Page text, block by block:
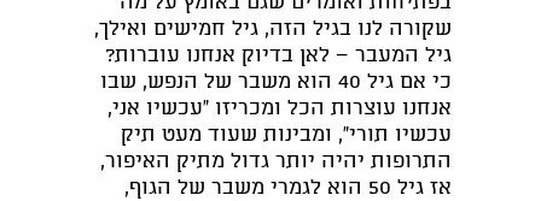
שקורה לנו בגיל הזה, גיל חמישים ואילך,
גיל המעבר – לאן בדיוק אנחנו עוברות?
כי אם גיל 40 הוא משבר של הנפש, שבו
אנחנו עוצרות הכל ומכריזו "עכשיו אני,
עכשיו תורי", ומבינות שעוד מעט תיק
התרופות יהיה יותר גדול מתיק האיפור,
אז גיל 50 הוא לגמרי משבר של הגוף,